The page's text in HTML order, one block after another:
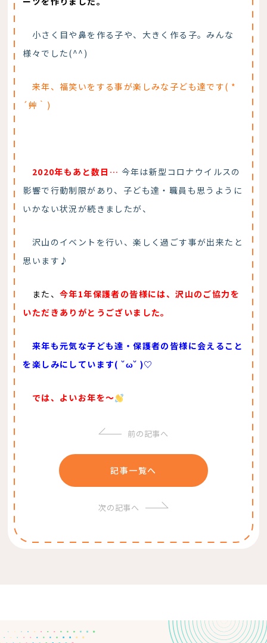
小さく目や鼻を作る子や、大きく作る子。みんな
様々でした(^^)
来年、福笑いをする事が楽しみな子ども達です( *
´艸｀)
2020年もあと数日… 今年は新型コロナウイルスの
影響で行動制限があり、子ども達・職員も思うように
いかない状況が続きましたが、
沢山のイベントを行い、楽しく過ごす事が出来たと
思います♪
また、今年1年保護者の皆様には、沢山のご協力を
いただきありがとうございました。
来年も元気な子ども達・保護者の皆様に会えること
を楽しみにしています( ˘ω˘ )♡
では、よいお年を～
前の記事へ
記事一覧へ
次の記事へ